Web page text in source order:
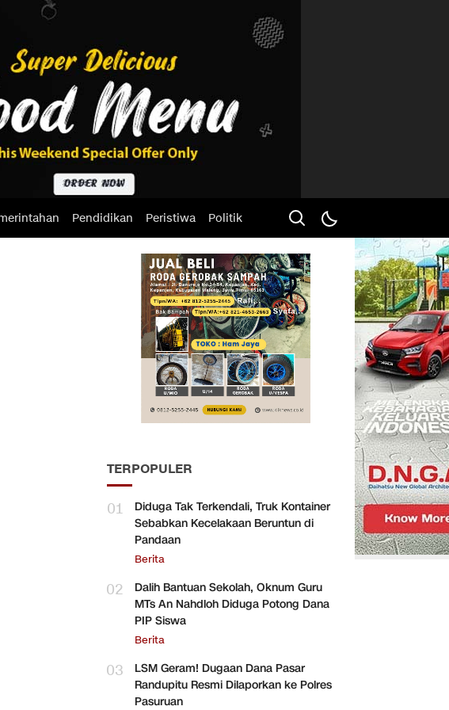
Pendidikan Peristiwa Politik
TERPOPULER
01
Diduga Tak Terkendali, Truk Kontainer
Sebabkan Kecelakaan Beruntun di
Pandaan
Berita
02
Dalih Bantuan Sekolah, Oknum Guru
MTs An Nahdloh Diduga Potong Dana
PIP Siswa
Berita
03
LSM Geram! Dugaan Dana Pasar
Randupitu Resmi Dilaporkan ke Polres
Pasuruan